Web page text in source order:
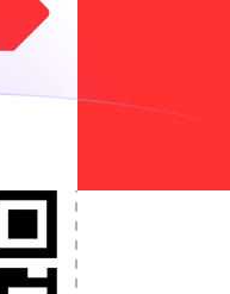
transférez de
Téléchargez